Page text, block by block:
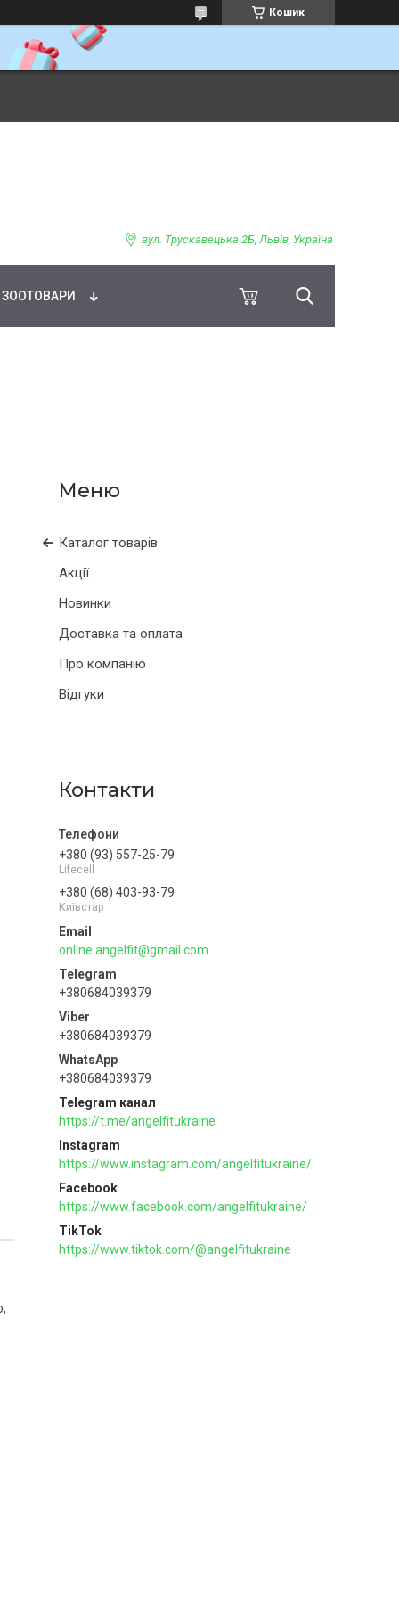
Кошик
вул. Трускавецька 2Б, Львів, Україна
ЗООТОВАРИ
Каталог товарів
Акції
Новинки
Доставка та оплата
Про компанію
Відгуки
Контакти
+380 (93) 557-25-79
Lifecell
+380 (68) 403-93-79
Київстар
online.angelfit@gmail.com
+380684039379
+380684039379
+380684039379
Telegram канал
https://t.me/angelfitukraine
Instagram
https://www.instagram.com/angelfitukraine/
Facebook
https://www.facebook.com/angelfitukraine/
TikTok
https://www.tiktok.com/@angelfitukraine